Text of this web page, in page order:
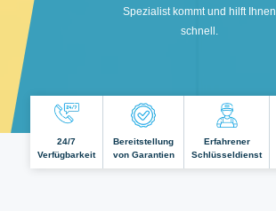
Spezialist kommt und hilft Ihnen
schnell.
24/7
Verfügbarkeit
Bereitstellung
von Garantien
Erfahrener
Schlüsseldienst